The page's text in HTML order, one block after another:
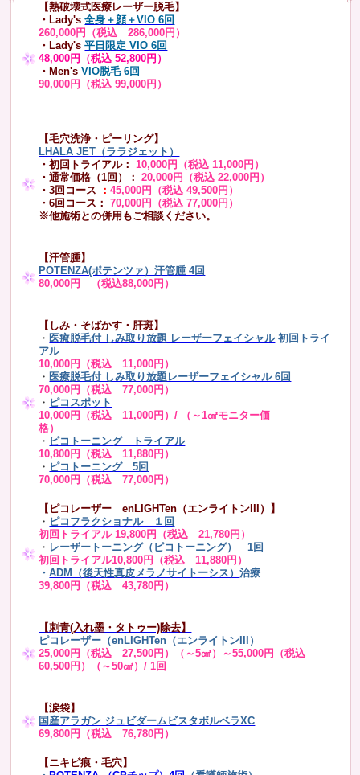
【熱破壊式医療レーザー脱毛】
・Lady's 全身＋顔＋VIO 6回
260,000円（税込 286,000円）
・Lady's平日限定 VIO 6回
48,000円（税込 52,800円）
・Men's VIO脱毛 6回
90,000円（税込 99,000円）
【毛穴洗浄・ピーリング】
LHALA JET（ララジェット）
・初回トライアル：10,000円（税込 11,000円）
・通常価格（1回）：
20,000円（税込 22,000円）
・3回コース ：45,000円（税込 49,500円）
・6回コース：
70,000円（税込 77,000円）
※他施術との併用もご相談ください。
【汗管腫】
POTENZA(ポテンツァ）汗管腫 4回
80,000円 （税込88,000円）
【しみ・そばかす・肝斑】
・ 医療脱毛付 しみ取り放題 レーザーフェイシャル 初回トライ
アル
10,000円（税込 11,000円）
・ 医療脱毛付 しみ取り放題レーザーフェイシャル 6回
70,000円（税込 77,000円）
・ ピコスポット
10,000円（税込 11,000円）/ （～1㎠モニター価
格）
・ ピコトーニング トライアル
10,800円（税込 11,880円）
・ ピコトーニング 5回
70,000円（税込 77,000円）
【ピコレーザー enLIGHTen（エンライトンIII）】
・ ピコフラクショナル １回
初回トライアル 19,800円（税込 21,780円）
・ レーザートーニング（ピコトーニング） 1回
初回トライアル10,800円（税込 11,880円）
・ADM（後天性真皮メラノサイトーシス）治療
39,800円（税込 43,780円）
【刺青(入れ墨・タトゥー)除去】
ピコレーザー（enLIGHTen（エンライトンIII）
25,000円（税込 27,500円）（～5㎠）～55,000円（税込
60,500円）（～50㎠）/ 1回
【涙袋】
国産アラガン ジュビダームビスタボルベラXC
69,800円（税込 76,780円）
【ニキビ痕・毛穴】